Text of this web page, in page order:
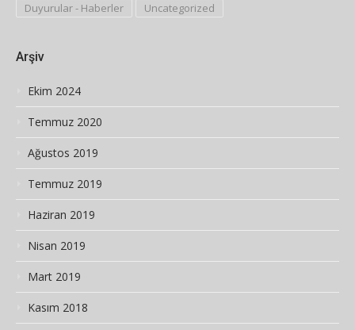
Duyurular - Haberler Uncategorized
Arşiv
Ekim 2024
Temmuz 2020
Ağustos 2019
Temmuz 2019
Haziran 2019
Nisan 2019
Mart 2019
Kasım 2018